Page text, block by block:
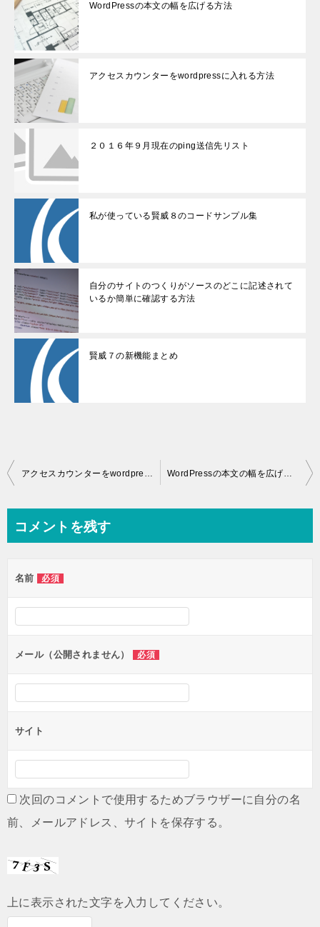
WordPressの本文の幅を広げる方法
アクセスカウンターをwordpressに入れる方法
２０１６年９月現在のping送信先リスト
私が使っている賢威８のコードサンプル集
自分のサイトのつくりがソースのどこに記述されて
いるか簡単に確認する方法
賢威７の新機能まとめ
投
ビ
ー
シ
ン
アクセスカウンターをwordpressに入れる方法 WordPressの本文の幅を広げる方法
コメントを残す
名前 必須
メール（公開されません） 必須
サイト
次回のコメントで使用するためブラウザーに自分の名
前、メールアドレス、サイトを保存する。
上に表示された文字を入力してください。